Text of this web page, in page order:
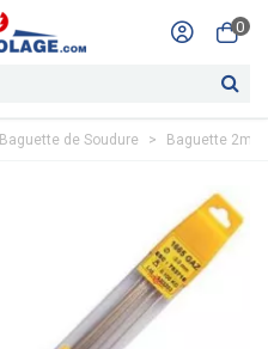
0
Baguette de Soudure > Baguette